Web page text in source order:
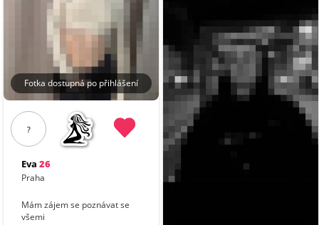
Fotka dostupná po přihlášení
?
Eva 26
Praha
Mám zájem se poznávat se
všemi